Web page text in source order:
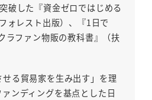
破した『資金ゼロではじめる
ォレスト出版）、『1日で
ラファン物販の教科書』（扶
せる貿易家を生み出す」を理
ンディングを基点とした日